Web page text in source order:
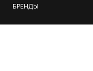
БРЕНДЫ